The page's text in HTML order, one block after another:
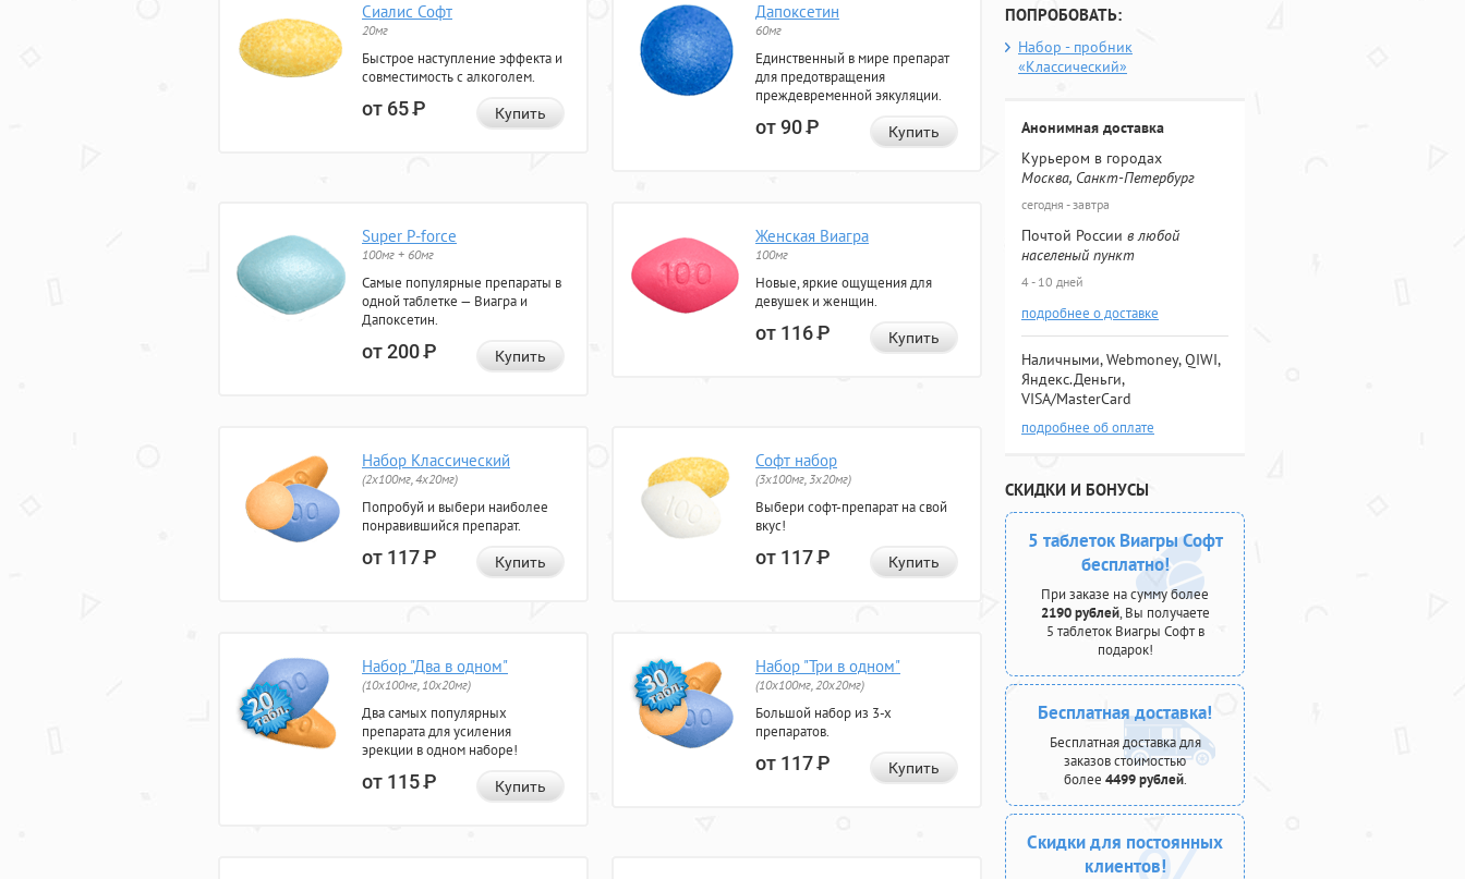
Сиалис Софт
20мг
Быстрое наступление эффекта и
совместимость с алкоголем.
от 65Р Купить
Дапоксетин
60мг
Единственный в мире препарат
для предотвращения
преждевременной эякуляции.
от 90Р Купить
Super P-force
100мг + 60мг
Самые популярные препараты в
одной таблетке — Виагра и
Дапоксетин.
от 200Р Купить
Женская Виагра
100мг
Новые, яркие ощущения для
девушек и женщин.
от 116Р Купить
Набор Классический
(2x100мг, 4x20мг)
Попробуй и выбери наиболее
понравившийся препарат.
от 117Р Купить
Софт набор
(3x100мг, 3x20мг)
Выбери софт-препарат на свой
вкус!
от 117Р Купить
Набор "Два в одном"
(10x100мг, 10x20мг)
Два самых популярных
препарата для усиления
эрекции в одном наборе!
от 115Р Купить
Набор "Три в одном"
(10x100мг, 20x20мг)
Большой набор из 3-х
препаратов.
от 117Р Купить
ПОПРОБОВАТЬ:
Набор - пробник
«Классический»
Анонимная доставка
Курьером в городах
Москва, Санкт-Петербург
сегодня - завтра
Почтой России в любой
населеный пункт
4 - 10 дней
подробнее о доставке
Наличными, Webmoney, QIWI,
Яндекс.Деньги,
VISA/MasterCard
подробнее об оплате
СКИДКИ И БОНУСЫ
5 таблеток Виагры Софт
бесплатно!
При заказе на сумму более
2190 рублей, Вы получаете
5 таблеток Виагры Софт в
подарок!
Бесплатная доставка!
Бесплатная доставка для
заказов стоимостью
более 4499 рублей.
Скидки для постоянных
клиентов!